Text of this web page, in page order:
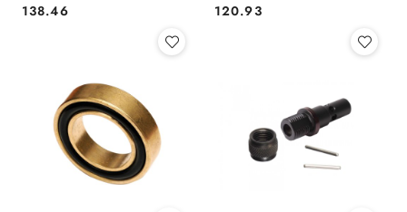
Cena:
138.46 Cena:
120.93